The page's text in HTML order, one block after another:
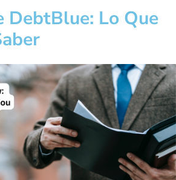
DebtBlue: Lo Que